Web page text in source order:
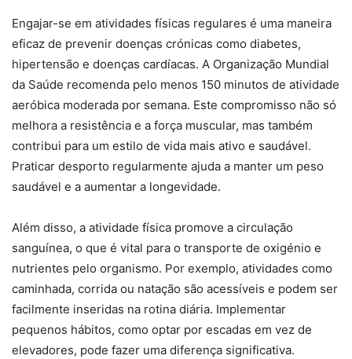
Engajar-se em atividades físicas regulares é uma maneira
eficaz de prevenir doenças crónicas como diabetes,
hipertensão e doenças cardíacas. A Organização Mundial
da Saúde recomenda pelo menos 150 minutos de atividade
aeróbica moderada por semana. Este compromisso não só
melhora a resistência e a força muscular, mas também
contribui para um estilo de vida mais ativo e saudável.
Praticar desporto regularmente ajuda a manter um peso
saudável e a aumentar a longevidade.
Além disso, a atividade física promove a circulação
sanguínea, o que é vital para o transporte de oxigénio e
nutrientes pelo organismo. Por exemplo, atividades como
caminhada, corrida ou natação são acessíveis e podem ser
facilmente inseridas na rotina diária. Implementar
pequenos hábitos, como optar por escadas em vez de
elevadores, pode fazer uma diferença significativa.